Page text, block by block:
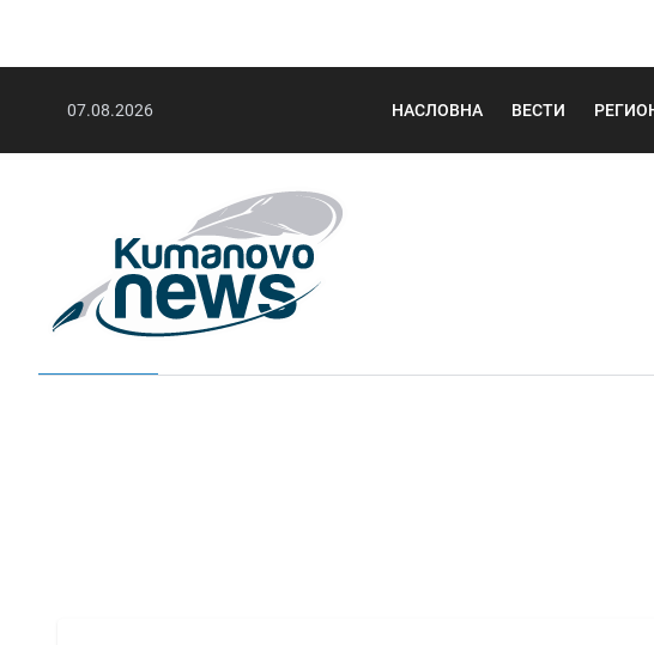
07.08.2026 НАСЛОВНА ВЕСТИ